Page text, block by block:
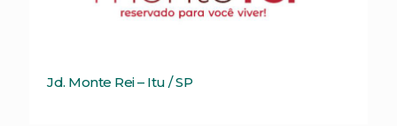
Jd. Monte Rei – Itu / SP